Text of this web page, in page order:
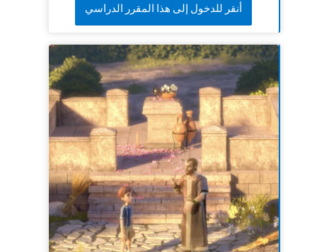
أنقر للدخول إلى هذا المقرر الدراسي